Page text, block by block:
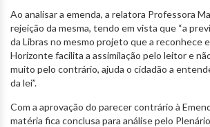
Ao analisar a emenda, a relatora Professora
rejeição da mesma, tendo em vista que “a
da Libras no mesmo projeto que a reconhece
Horizonte facilita a assimilação pelo leitor e
muito pelo contrário, ajuda o cidadão a
da lei”.
Com a aprovação do parecer contrário à
matéria fica conclusa para análise pelo